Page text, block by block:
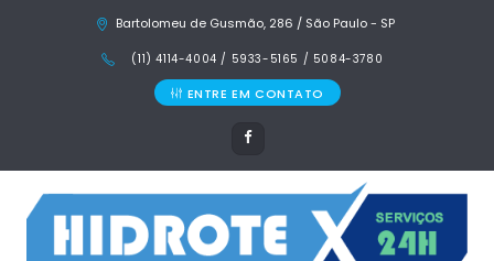
Bartolomeu de Gusmão, 286 / São Paulo - SP
(11) 4114-4004 / 5933-5165 / 5084-3780
ENTRE EM CONTATO